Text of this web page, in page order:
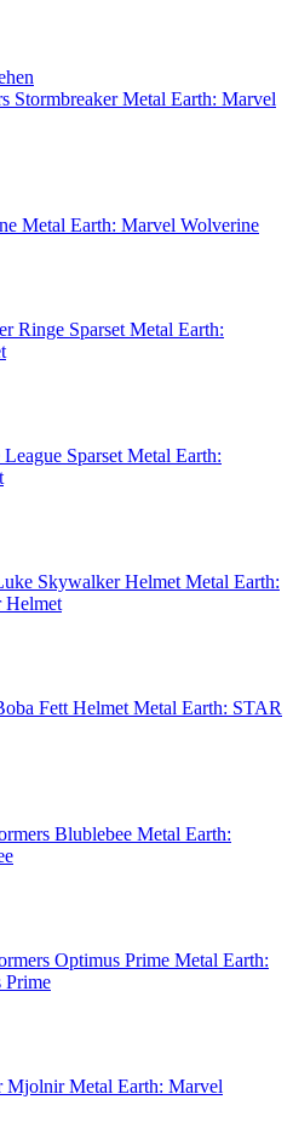
Metal Earth: Marvel
Metal Earth: Marvel Wolverine
Metal Earth:
Metal Earth:
Metal Earth:
Helmet
Metal Earth: STAR
Metal Earth:
Metal Earth:
Prime
Metal Earth: Marvel